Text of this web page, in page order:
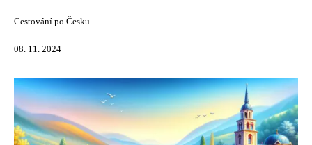
Cestování po Česku
08. 11. 2024